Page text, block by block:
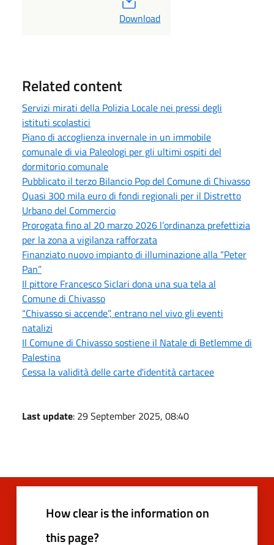
PDF
Download
Related content
Servizi mirati della Polizia Locale nei pressi degli
istituti scolastici
Piano di accoglienza invernale in un immobile
comunale di via Paleologi per gli ultimi ospiti del
dormitorio comunale
Pubblicato il terzo Bilancio Pop del Comune di Chivasso
Quasi 300 mila euro di fondi regionali per il Distretto
Urbano del Commercio
Prorogata fino al 20 marzo 2026 l’ordinanza prefettizia
per la zona a vigilanza rafforzata
Finanziato nuovo impianto di illuminazione alla “Peter
Pan”
Il pittore Francesco Siclari dona una sua tela al
Comune di Chivasso
“Chivasso si accende”, entrano nel vivo gli eventi
natalizi
Il Comune di Chivasso sostiene il Natale di Betlemme di
Palestina
Cessa la validità delle carte d'identità cartacee
Last update: 29 September 2025, 08:40
How clear is the information on
this page?